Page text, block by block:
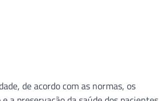
de acordo com as normas, os